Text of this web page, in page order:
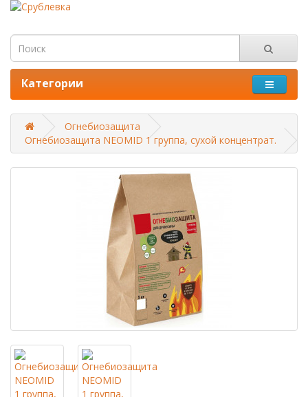
Категории
Огнебиозащита
Огнебиозащита NEOMID 1 группа, сухой концентрат.